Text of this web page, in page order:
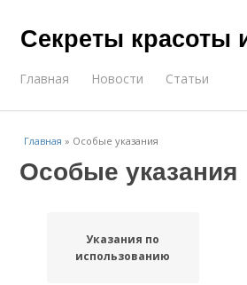
Секреты красоты
Главная Новости Статьи
Главная » Особые указания
Особые указания
Указания по
использованию